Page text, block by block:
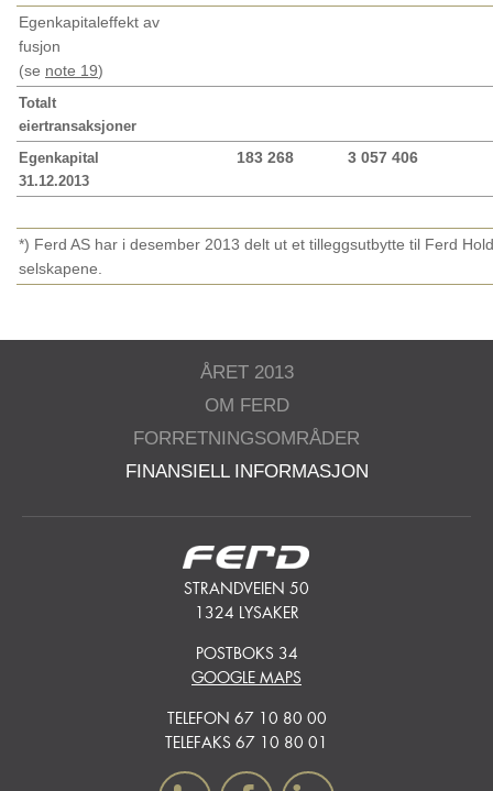
Egenkapitaleffekt av
fusjon
(se note 19)
Totalt
eiertransaksjoner
Egenkapital
31.12.2013
183 268 3 057 406
*) Ferd AS har i desember 2013 delt ut et tilleggsutbytte til Ferd
selskapene.
ÅRET 2013
OM FERD
FORRETNINGSOMRÅDER
FINANSIELL INFORMASJON
STRANDVEIEN 50
1324 LYSAKER
POSTBOKS 34
GOOGLE MAPS
TELEFON 67 10 80 00
TELEFAKS 67 10 80 01